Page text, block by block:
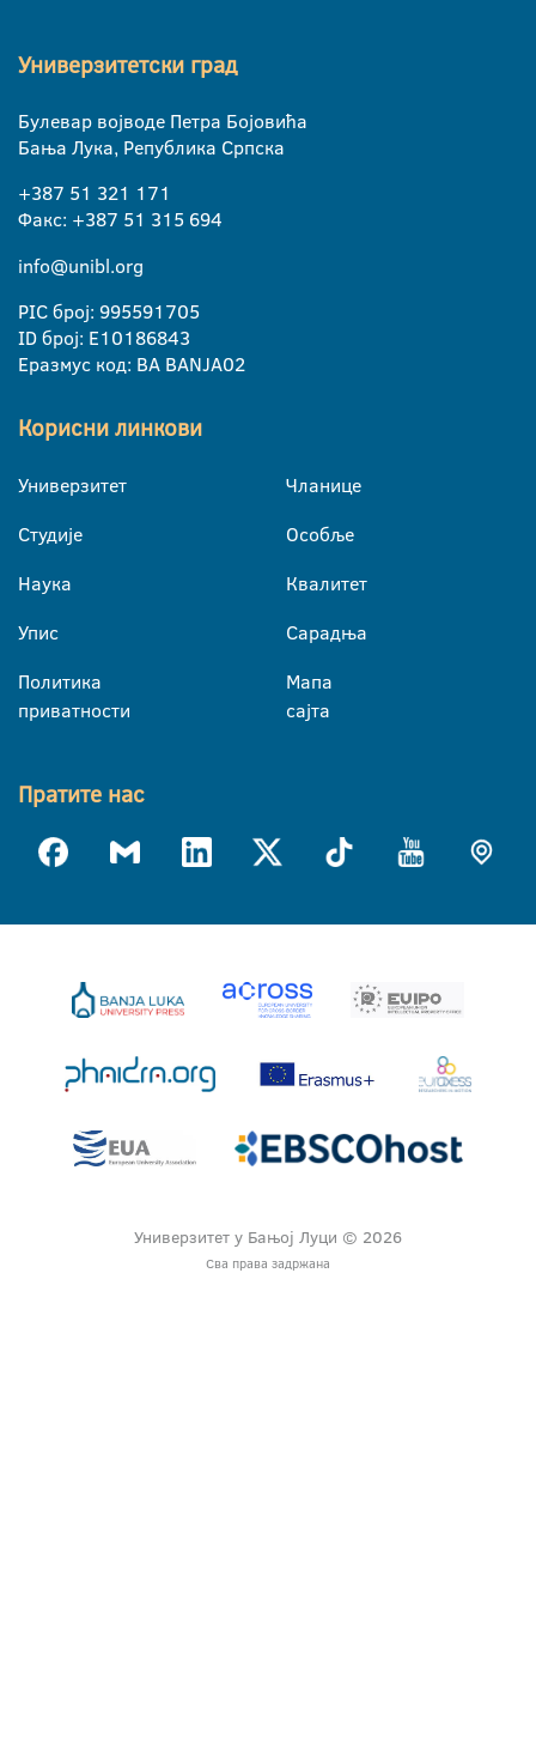
Универзитетски град
Булевар војводе Петра Бојовића
Бања Лука, Република Српска
+387 51 321 171
Факс: +387 51 315 694
info@unibl.org
PIC број: 995591705
ID број: E10186843
Еразмус код: BA BANJA02
Корисни линкови
Универзитет
Студије
Наука
Упис
Политика
приватности
Чланице
Особље
Квалитет
Сарадња
Мапа
сајта
Пратите нас
Универзитет у Бањој Луци © 2026
Сва права задржана